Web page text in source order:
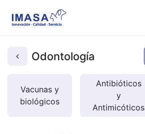
Odontología
Vacunas y
biológicos
Antibióticos
y
Antimicóticos